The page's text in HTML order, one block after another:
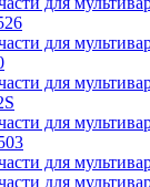
для
для
для
для
для